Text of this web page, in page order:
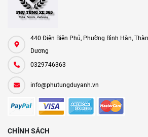
440 Điện Biên Phủ, Phường Bình Hàn,
Dương
0329746363
info@phutungduyanh.vn
CHÍNH SÁCH